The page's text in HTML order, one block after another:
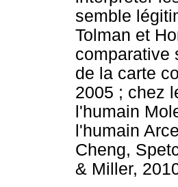
semble
Tolman et
comparative
de la carte
2005 ; chez
l'humain
l'humain
Cheng,
& Miller,